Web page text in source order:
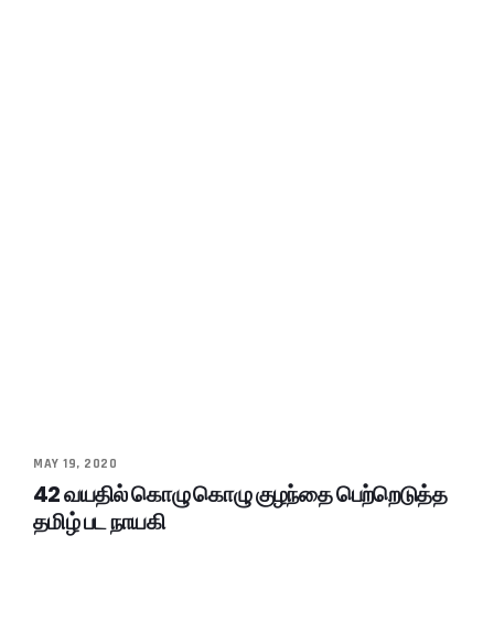
MAY 19, 2020
42 வயதில் கொழு கொழு குழந்தை பெற்றெடுத்த
தமிழ் பட நாயகி